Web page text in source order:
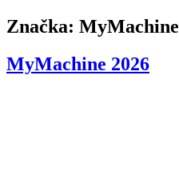
Značka: MyMachine
MyMachine 2026